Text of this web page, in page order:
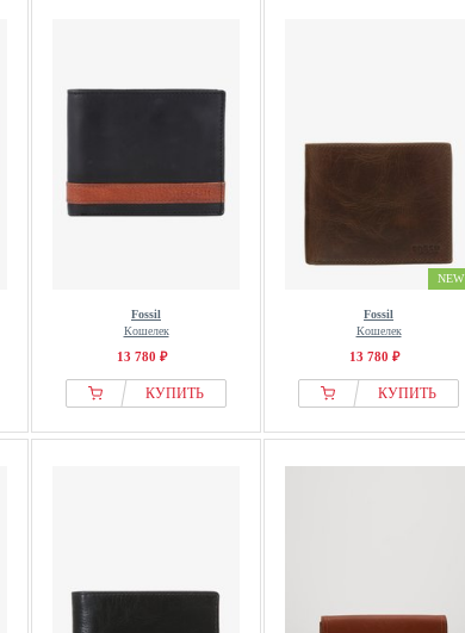
Fossil
Кошелек
13 780 ₽
КУПИТЬ
NEW
Fossil
Кошелек
13 780 ₽
КУПИТЬ